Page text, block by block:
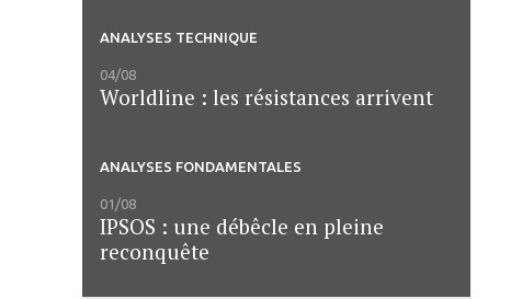
ANALYSES TECHNIQUE
04/08
Worldline : les résistances arrivent
ANALYSES FONDAMENTALES
01/08
IPSOS : une débêcle en pleine
reconquête